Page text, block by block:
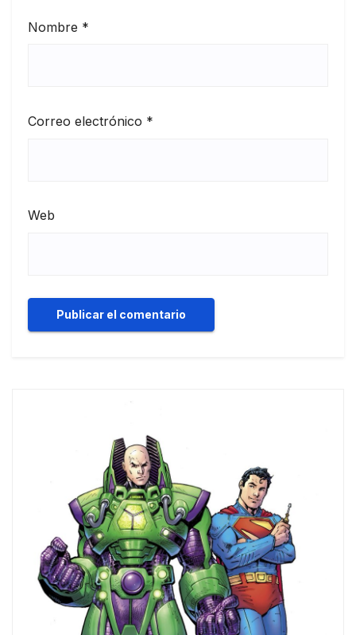
Nombre *
Correo electrónico *
Web